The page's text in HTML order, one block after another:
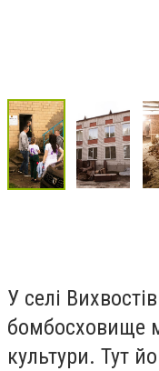
У селі
бомбосховище
культури. Тут